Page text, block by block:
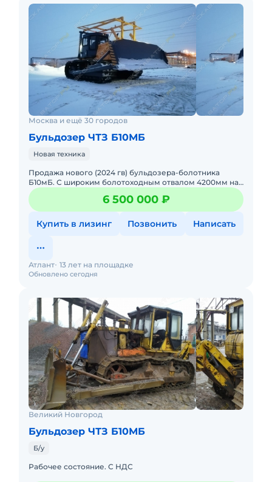
Москва и ещё 30 городов
Бульдозер ЧТЗ Б10МБ
Новая техника
Продажа нового (2024 гв) бульдозера-болотника
Б10мБ. С широким болотоходным отвалом 4200мм на
джойстиковом управлении, гусеница 900мм, мощный
двигатель ЯМЗ-2386 500 000 ₽
Купить в лизинг Позвонить Написать
Обновлено сегодня
Атлант 13 лет на площадке
Великий Новгород
Бульдозер ЧТЗ Б10МБ
Б/у
Рабочее состояние. С НДС